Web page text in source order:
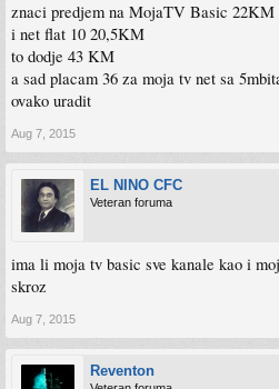
znaci predjem na MojaTV Basic 22KM
i net flat 10 20,5KM
to dodje 43 KM
a sad placam 36 za moja tv net sa
ovako uradit
Aug 7, 2015
EL NINO CFC
Veteran foruma
ima li moja tv basic sve kanale kao i
skroz
Aug 7, 2015
Reventon